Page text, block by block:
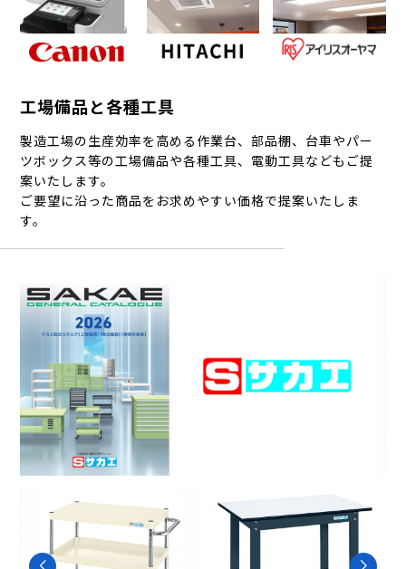
工場備品と各種工具
製造工場の生産効率を高める作業台、部品棚、台車やパー
ツボックス等の工場備品や各種工具、電動工具などもご提
案いたします。
ご要望に沿った商品をお求めやすい価格で提案いたしま
す。